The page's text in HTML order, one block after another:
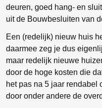
deuren, goed hang- en
uit de Bouwbesluiten van
Een (redelijk) nieuw huis
daarmee zeg je dus
maar redelijk nieuwe
door de hoge kosten die
het pas na 5 jaar rendabel
door onder andere de